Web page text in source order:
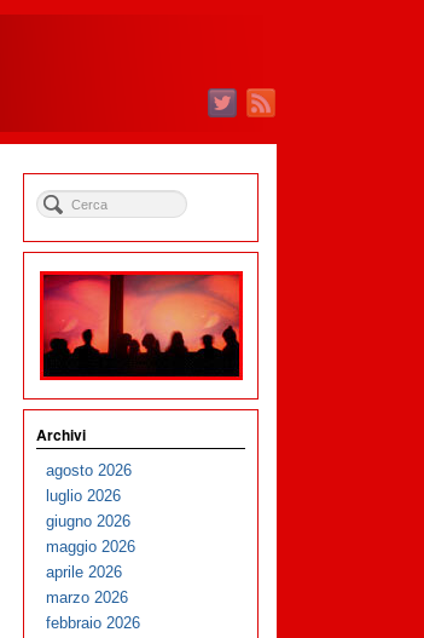
Archivi
agosto 2026
luglio 2026
giugno 2026
maggio 2026
aprile 2026
marzo 2026
febbraio 2026